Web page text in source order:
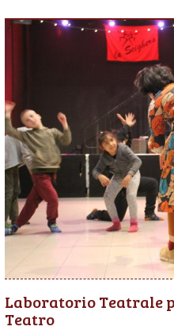
Laboratorio Teatrale
Teatro